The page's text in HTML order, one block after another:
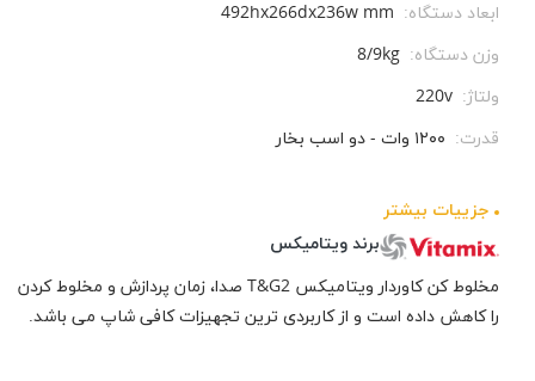
برند ویتامیکس
مخلوط کن کاوردار ویتامیکس T&G2 صدا، زمان پردازش و مخلوط کردن
را کاهش داده است و از کاربردی ترین تجهیزات کافی شاپ می باشد.
ابعاد دستگاه: 492hx266dx236w mm
وزن دستگاه: 8/9kg
ولتاژ: 220v
قدرت: ۱۲۰۰ وات - دو اسب بخار
جزيیات بیشتر